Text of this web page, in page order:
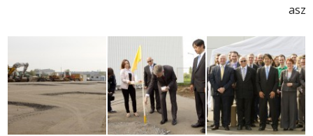
asz